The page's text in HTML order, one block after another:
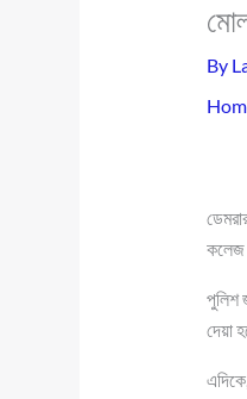
By
কলেজ
পুলিশ
দেয়া